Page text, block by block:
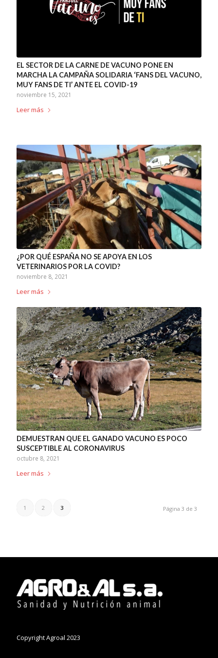
EL SECTOR DE LA CARNE DE VACUNO PONE EN
MARCHA LA CAMPAÑA SOLIDARIA ‘FANS DEL VACUNO,
MUY FANS DE TI’ ANTE EL COVID-19
noviembre 15, 2021
Leer más
¿POR QUÉ ESPAÑA NO SE APOYA EN LOS
VETERINARIOS POR LA COVID?
noviembre 8, 2021
Leer más
DEMUESTRAN QUE EL GANADO VACUNO ES POCO
SUSCEPTIBLE AL CORONAVIRUS
octubre 8, 2021
Leer más
Página 3 de 3
1 2 3
Copyright Agroal 2023